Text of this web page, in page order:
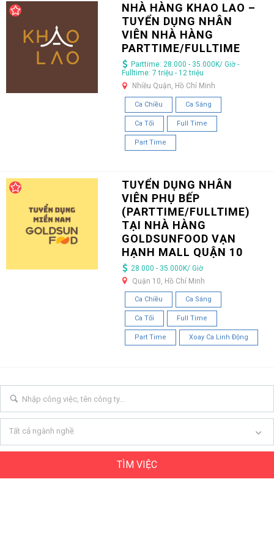
NHÀ HÀNG KHAO LAO –
TUYỂN DỤNG NHÂN
VIÊN NHÀ HÀNG
PARTTIME/FULLTIME
Parttime: 28.000 - 35.000K/ Giờ -
Fulltime: 7 triệu - 12 triệu
Nhiều Quận, Hồ Chí Minh
Ca Chiều Ca Sáng
Ca Tối Full Time
Part Time
TUYỂN DỤNG NHÂN
VIÊN PHỤ BẾP
(PARTTIME/FULLTIME)
TẠI NHÀ HÀNG
GOLDSUNFOOD VẠN
HẠNH MALL QUẬN 10
28.000 - 35.000K/ Giờ
Quận 10, Hồ Chí Minh
Ca Chiều Ca Sáng
Ca Tối Full Time
Part Time Xoay Ca Linh Động
Tất cả ngành nghề